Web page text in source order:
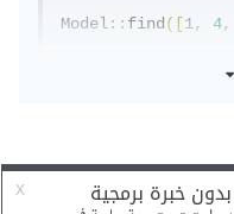
Model::find([1, 4,
يُمكننا إستخدام:
User::find([1, 2
namespace